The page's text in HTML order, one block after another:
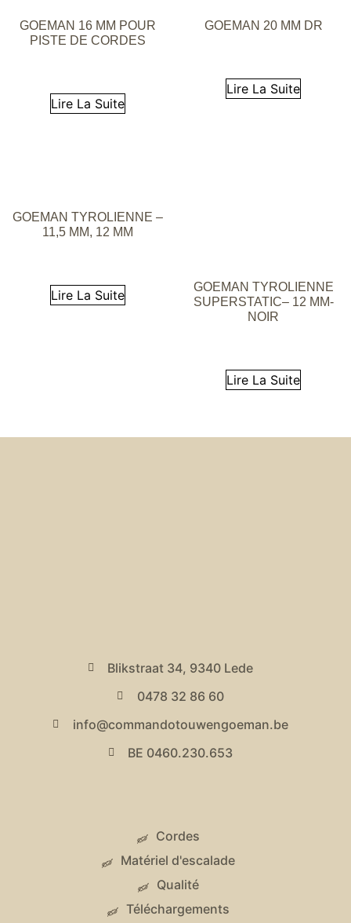
GOEMAN 16 MM POUR
PISTE DE CORDES
Lire La Suite
GOEMAN 20 MM DR
Lire La Suite
GOEMAN TYROLIENNE –
11,5 MM, 12 MM
Lire La Suite
GOEMAN TYROLIENNE
SUPERSTATIC– 12 MM-
NOIR
Lire La Suite
Blikstraat 34, 9340 Lede
0478 32 86 60
info@commandotouwengoeman.be
BE 0460.230.653
Cordes
Matériel d'escalade
Qualité
Téléchargements